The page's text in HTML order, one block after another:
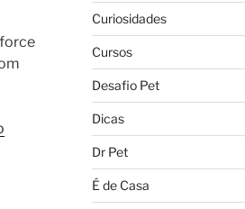
Curiosidades
Cursos
Desafio Pet
Dicas
Dr Pet
É de Casa